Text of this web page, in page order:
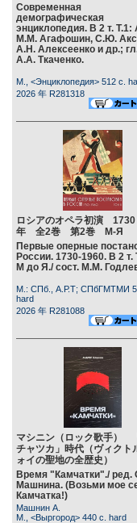
Современная
демографическая
энциклопедия. В 2 т. Т.1:
М.М. Агафошин, С.Ю.
А.Н. Алексеенко и др.;
А.А. Ткаченко.
М., <Энциклопедия> 512 c.
2026 年 R281318
ロシアのオペラ初演
年 全2巻 第2巻 М-Я
Первые оперные
России. 1730-1960. В 2 т.
М до Я./ сост. М.М.
М.: СПб., А.Р.Т; СПбГМТМИ
hard
2026 年 R281088
マシニン（ロック歌手）
チャツカ」時代（ヴィクト
ォイの聖地の全歴史）
Время "Камчатки"./ ред.
Машнина. (Возьми мое
Камчатка!)
Машнин А.
М., <Выргород> 440 c. hard